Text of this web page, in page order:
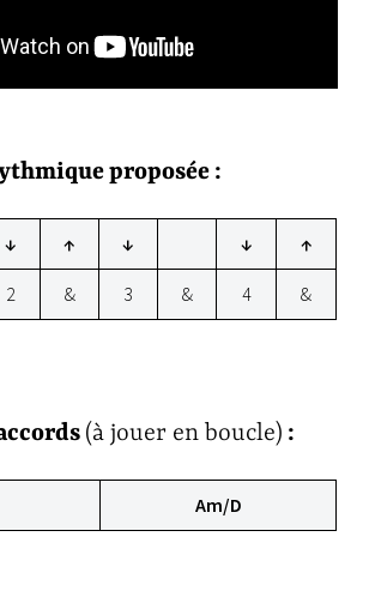
proposée :
↓ ↑ ↓ ↓ ↑
2 & 3 & 4 &
(à jouer en boucle) :
Am/D